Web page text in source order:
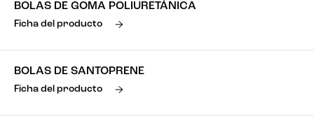
BOLAS DE GOMA POLIURETÁNICA
Ficha del producto
BOLAS DE SANTOPRENE
Ficha del producto